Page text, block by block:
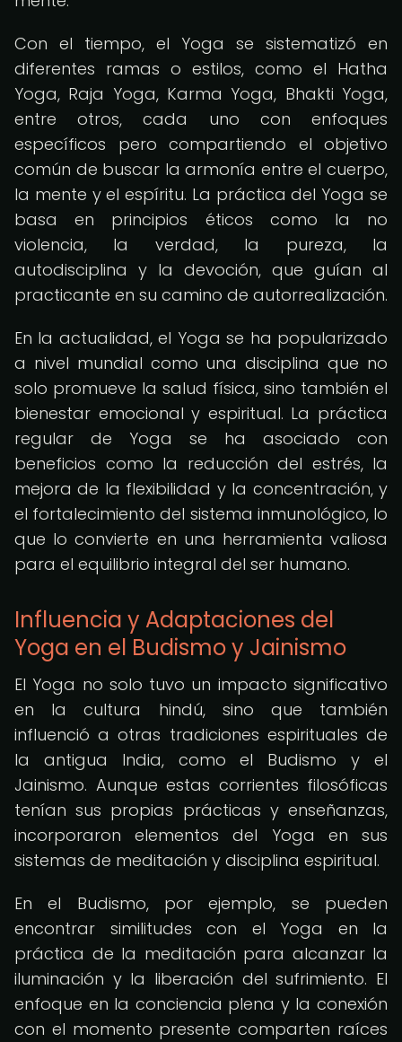
Con el tiempo, el Yoga se sistematizó en
diferentes ramas o estilos, como el Hatha
Yoga, Raja Yoga, Karma Yoga, Bhakti Yoga,
entre otros, cada uno con enfoques
específicos pero compartiendo el objetivo
común de buscar la armonía entre el cuerpo,
la mente y el espíritu. La práctica del Yoga se
basa en principios éticos como la no
violencia, la verdad, la pureza, la
autodisciplina y la devoción, que guían al
practicante en su camino de autorrealización.
En la actualidad, el Yoga se ha popularizado
a nivel mundial como una disciplina que no
solo promueve la salud física, sino también el
bienestar emocional y espiritual. La práctica
regular de Yoga se ha asociado con
beneficios como la reducción del estrés, la
mejora de la flexibilidad y la concentración, y
el fortalecimiento del sistema inmunológico, lo
que lo convierte en una herramienta valiosa
para el equilibrio integral del ser humano.
Influencia y Adaptaciones del
Yoga en el Budismo y Jainismo
El Yoga no solo tuvo un impacto significativo
en la cultura hindú, sino que también
influenció a otras tradiciones espirituales de
la antigua India, como el Budismo y el
Jainismo. Aunque estas corrientes filosóficas
tenían sus propias prácticas y enseñanzas,
incorporaron elementos del Yoga en sus
sistemas de meditación y disciplina espiritual.
En el Budismo, por ejemplo, se pueden
encontrar similitudes con el Yoga en la
práctica de la meditación para alcanzar la
iluminación y la liberación del sufrimiento. El
enfoque en la conciencia plena y la conexión
con el momento presente comparten raíces